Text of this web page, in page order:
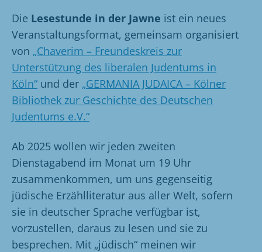
Die Lesestunde in der Jawne ist ein neues
Veranstaltungsformat, gemeinsam organisiert
von „Chaverim – Freundeskreis zur
Unterstützung des liberalen Judentums in
Köln“ und der „GERMANIA JUDAICA – Kölner
Bibliothek zur Geschichte des Deutschen
Judentums e.V.“
Ab 2025 wollen wir jeden zweiten
Dienstagabend im Monat um 19 Uhr
zusammenkommen, um uns gegenseitig
jüdische Erzählliteratur aus aller Welt, sofern
sie in deutscher Sprache verfügbar ist,
vorzustellen, daraus zu lesen und sie zu
besprechen. Mit „jüdisch“ meinen wir